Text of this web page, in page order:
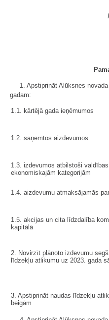
1. Apstiprināt Alūksnes
gadam:
1.1. kārtējā gada ieņēmumos
1.2. saņemtos aizdevumos
1.3. izdevumos atbilstoši
ekonomiskajām kategorijām
1.4. aizdevumu atmaksājamās
1.5. akcijas un cita līdzdalība
kapitālā
2. Novirzīt plānoto izdevumu
līdzekļu atlikumu uz 2023. gada
3. Apstiprināt naudas līdzekļu
beigām